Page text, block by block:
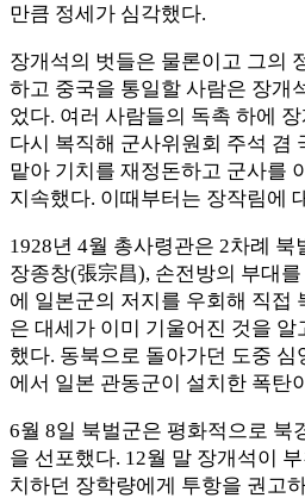
만큼 정세가 심각했다.
장개석의 벗들은 물론이고 그의
하고 중국을 통일할 사람은 장개
었다. 여러 사람들의 독촉 하에
다시 복직해 군사위원회 주석 겸
맡아 기치를 재정돈하고 군사를
지속했다. 이때부터는 장작림에
1928년 4월 총사령관은 2차례 북
장종창(張宗昌), 손전방의 부대
에 일본군의 저지를 우회해 직접
은 대세가 이미 기울어진 것을 알
했다. 동북으로 돌아가던 도중
에서 일본 관동군이 설치한 폭탄
6월 8일 북벌군은 평화적으로 북
을 선포했다. 12월 말 장개석이
치하던 장학량에게 투항을 권고